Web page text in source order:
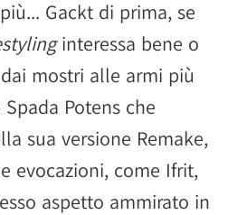
Gackt di prima, se
interessa bene o
mostri alle armi più
Potens che
sua versione Remake,
evocazioni, come Ifrit,
aspetto ammirato in